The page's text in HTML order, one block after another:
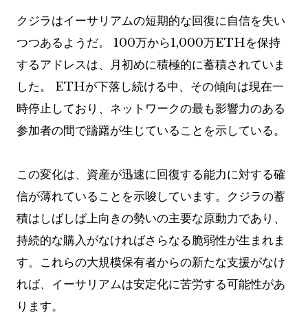
クジラはイーサリアムの短期的な回復に自信を失い
つつあるようだ。 100万から1,000万ETHを保持
するアドレスは、月初めに積極的に蓄積されていま
した。 ETHが下落し続ける中、その傾向は現在一
時停止しており、ネットワークの最も影響力のある
参加者の間で躊躇が生じていることを示している。
この変化は、資産が迅速に回復する能力に対する確
信が薄れていることを示唆しています。クジラの蓄
積はしばしば上向きの勢いの主要な原動力であり、
持続的な購入がなければさらなる脆弱性が生まれま
す。これらの大規模保有者からの新たな支援がなけ
れば、イーサリアムは安定化に苦労する可能性があ
ります。